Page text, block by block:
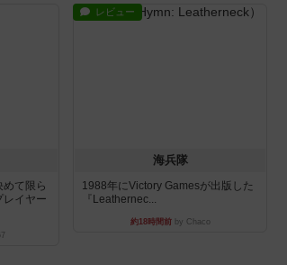
て限ら
レイヤー
レビュー
海兵隊
1988年にVictory Gamesが出版した
『Leathernec...
約18時間前by Chaco